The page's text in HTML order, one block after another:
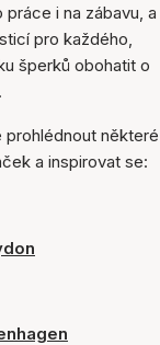
i na zábavu, a
pro každého,
šperků obohatit o
prohlédnout některé
a inspirovat se: